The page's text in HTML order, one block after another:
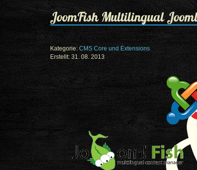
JoomFish Multilingual
Kategorie: CMS Core und Extensions
Erstellt: 31. 08. 2013